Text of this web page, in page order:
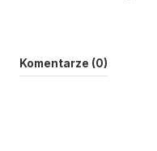
Komentarze (0)